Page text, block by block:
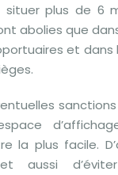
plus de 6
abolies que
et dans
la plus facile.
aussi